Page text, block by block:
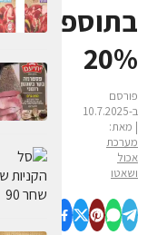
בתוספת
20%
פורסם
ב-10.7.2025
| מאת:
מערכת
אכול
ושאטו